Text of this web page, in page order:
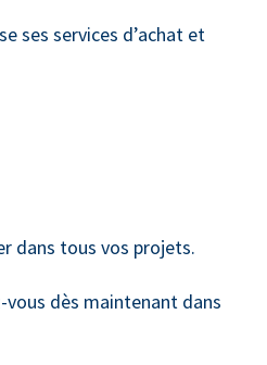
ses services d’achat et
dans tous vos projets.
dès maintenant dans